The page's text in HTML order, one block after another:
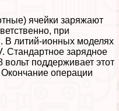
ячейки заряжают
при
В литий-ионных моделях
Стандартное зарядное
поддерживает этот
операции